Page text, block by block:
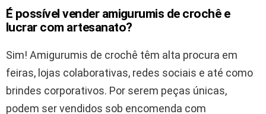
É possível vender amigurumis de crochê e
lucrar com artesanato?
Sim! Amigurumis de crochê têm alta procura em
feiras, lojas colaborativas, redes sociais e até como
brindes corporativos. Por serem peças únicas,
podem ser vendidos sob encomenda com